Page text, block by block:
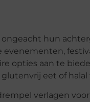
hun
opties aan te
eet of
verlagen